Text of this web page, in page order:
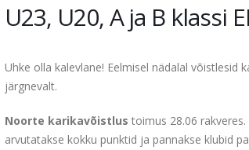
U23, U20, A ja B
Uhke olla kalevlane! Eelmisel nädalal võistlesid
järgnevalt.
Noorte karikavõistlus toimus 28.06
arvutatakse kokku punktid ja pannakse klubid